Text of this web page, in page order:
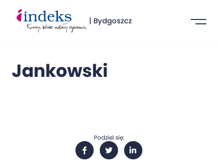
| Bydgoszcz
Jankowski
Podziel się: